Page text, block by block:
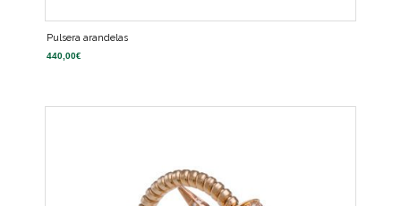
Pulsera arandelas
440,00€